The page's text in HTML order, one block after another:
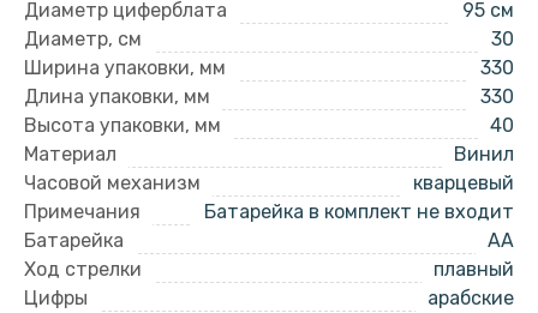
Диаметр циферблата
95 см
Диаметр, см
30
Ширина упаковки, мм
330
Длина упаковки, мм
330
Высота упаковки, мм
40
Материал
Винил
Часовой механизм
кварцевый
Примечания
Батарейка в комплект не входит
Батарейка
AA
Ход стрелки
плавный
Цифры
арабские